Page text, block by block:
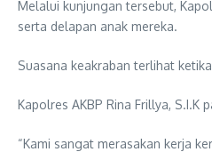
Melalui kunjungan tersebut,
serta delapan anak mereka.
Suasana keakraban terlihat
Kapolres AKBP Rina Frillya, S.I.K
“Kami sangat merasakan kerja